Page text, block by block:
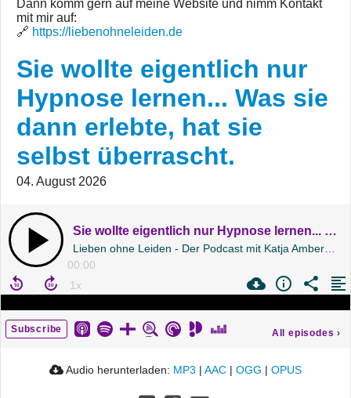
Dann komm gern auf meine Website und nimm Kontakt
mit mir auf:
🔗 https://liebenohneleiden.de
Sie wollte eigentlich nur
Hypnose lernen... Was sie
dann erlebte, hat sie
selbst überrascht.
04. August 2026
Sie wollte eigentlich nur Hypnose lernen... Was sie dann erlebte, hat sie selbst überrascht.
00:00
Subscribe All episodes ›
Audio herunterladen: MP3 | AAC | OGG | OPUS